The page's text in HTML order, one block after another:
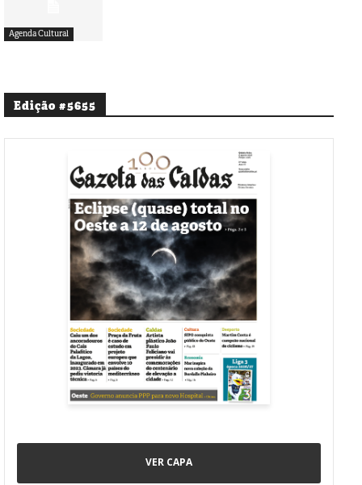
Agenda Cultural
Edição #5655
VER CAPA